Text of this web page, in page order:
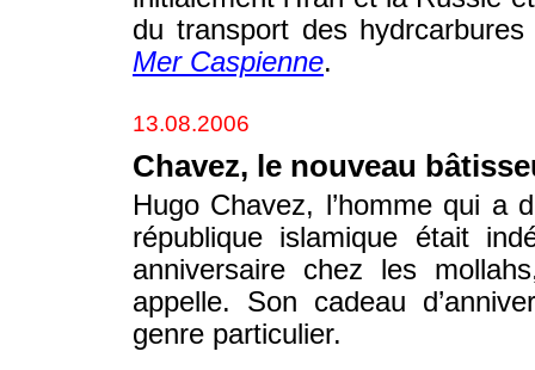
du transport des
Mer Caspienne.
13.08.2006
Chavez, le nouveau
Hugo Chavez, l’homme qui a
république islamique était
anniversaire chez les
appelle. Son cadeau
genre particulier.